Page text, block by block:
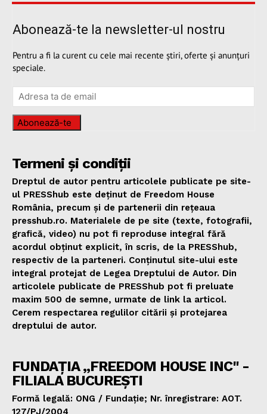
Abonează-te la newsletter-ul nostru
Pentru a fi la curent cu cele mai recente știri, oferte și anunțuri
speciale.
Abonează-te
Termeni și condiții
Dreptul de autor pentru articolele publicate pe site-
ul PRESShub este deținut de Freedom House
România, precum și de partenerii din rețeaua
presshub.ro. Materialele de pe site (texte, fotografii,
grafică, video) nu pot fi reproduse integral fără
acordul obținut explicit, în scris, de la PRESShub,
respectiv de la parteneri. Conținutul site-ului este
integral protejat de Legea Dreptului de Autor. Din
articolele publicate de PRESShub pot fi preluate
maxim 500 de semne, urmate de link la articol.
Cerem respectarea regulilor citării și protejarea
dreptului de autor.
FUNDAȚIA „FREEDOM HOUSE INC" -
FILIALA BUCUREȘTI
Formă legală: ONG / Fundație; Nr. înregistrare: AOT.
127/PJ/2004